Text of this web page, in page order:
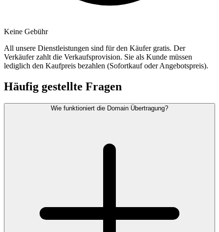
Keine Gebühr
All unsere Dienstleistungen sind für den Käufer gratis. Der
Verkäufer zahlt die Verkaufsprovision. Sie als Kunde müssen
lediglich den Kaufpreis bezahlen (Sofortkauf oder Angebotspreis).
Häufig gestellte Fragen
Wie funktioniert die Domain Übertragung?